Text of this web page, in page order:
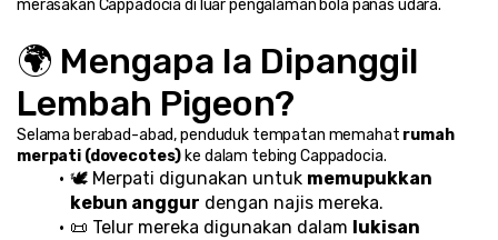
merasakan Cappadocia di luar pengalaman bola panas udara.
🌍 Mengapa Ia Dipanggil
Lembah Pigeon?
Selama berabad-abad, penduduk tempatan memahat rumah
merpati (dovecotes) ke dalam tebing Cappadocia.
🕊️ Merpati digunakan untuk memupukkan
kebun anggur dengan najis mereka.
📜 Telur mereka digunakan dalam lukisan